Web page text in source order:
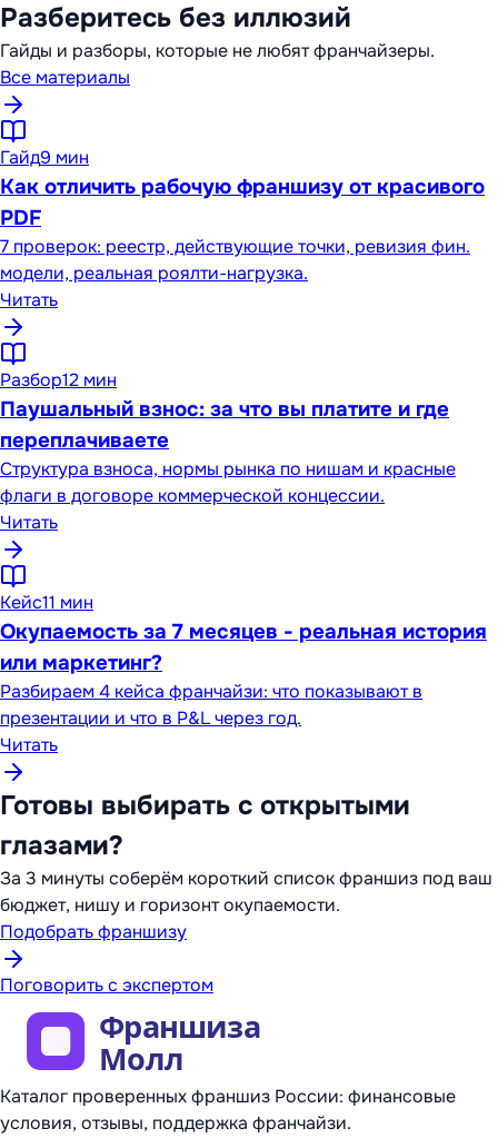
Разберитесь без иллюзий
Гайды и разборы, которые не любят франчайзеры.
Все материалы
Гайд9 мин
Как отличить рабочую франшизу от красивого
PDF
7 проверок: реестр, действующие точки, ревизия фин.
модели, реальная роялти-нагрузка.
Читать
Разбор12 мин
Паушальный взнос: за что вы платите и где
переплачиваете
Структура взноса, нормы рынка по нишам и красные
флаги в договоре коммерческой концессии.
Читать
Кейс11 мин
Окупаемость за 7 месяцев - реальная история
или маркетинг?
Разбираем 4 кейса франчайзи: что показывают в
презентации и что в P&L через год.
Читать
Готовы выбирать с открытыми
глазами?
За 3 минуты соберём короткий список франшиз под ваш
бюджет, нишу и горизонт окупаемости.
Подобрать франшизу
Поговорить с экспертом
Каталог проверенных франшиз России: финансовые
условия, отзывы, поддержка франчайзи.